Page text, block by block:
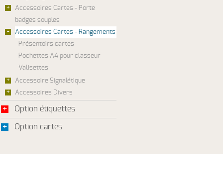
+
Accessoires Cartes - Porte
badges souples
-
Accessoires Cartes - Rangements
Présentoirs cartes
Pochettes A4 pour classeur
Valisettes
+
Accessoire Signalétique
+
Accessoires Divers
+ Option étiquettes
+ Option cartes